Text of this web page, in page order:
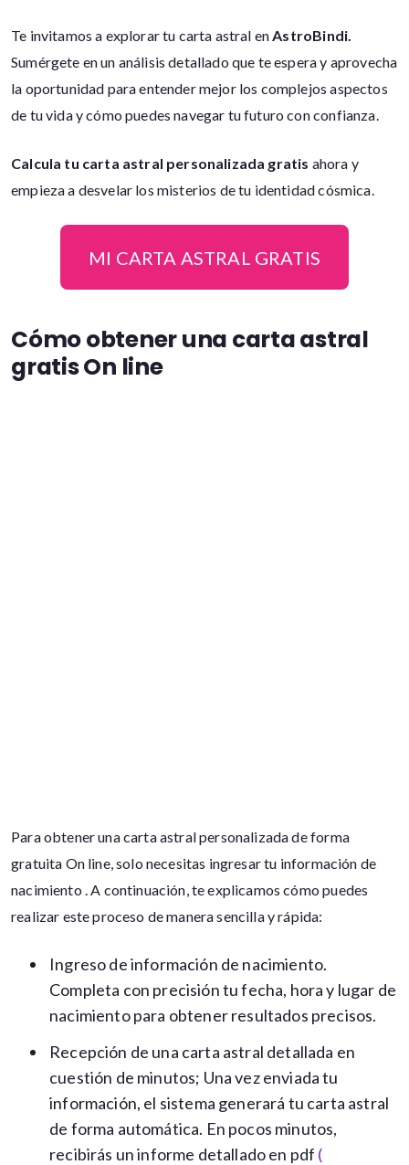
Te invitamos a explorar tu carta astral enAstroBindi.
Sumérgete en un análisis detallado que te espera y aprovecha
la oportunidad para entender mejor los complejos aspectos
de tu vida y cómo puedes navegar tu futuro con confianza.
Calcula tu carta astral personalizada gratis ahora y
empieza a desvelar los misterios de tu identidad cósmica.
MI CARTA ASTRAL GRATIS
Cómo obtener una carta astral
gratis On line
Para obtener una carta astral personalizada de forma
gratuita On line, solo necesitas ingresar tu información de
nacimiento . A continuación, te explicamos cómo puedes
realizar este proceso de manera sencilla y rápida:
Ingreso de información de nacimiento.
Completa con precisión tu fecha, hora y lugar de
nacimiento para obtener resultados precisos.
Recepción de una carta astral detallada en
cuestión de minutos; Una vez enviada tu
información, el sistema generará tu carta astral
de forma automática. En pocos minutos,
recibirás un informe detallado en pdf (